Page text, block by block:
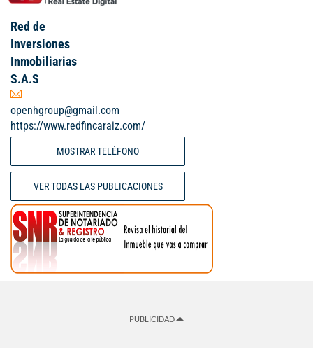
Red de
Inversiones
Inmobiliarias
S.A.S
openhgroup@gmail.com
https://www.redfincaraiz.com/
MOSTRAR TELÉFONO
VER TODAS LAS PUBLICACIONES
PUBLICIDAD